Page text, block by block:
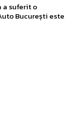
a suferit o
București este